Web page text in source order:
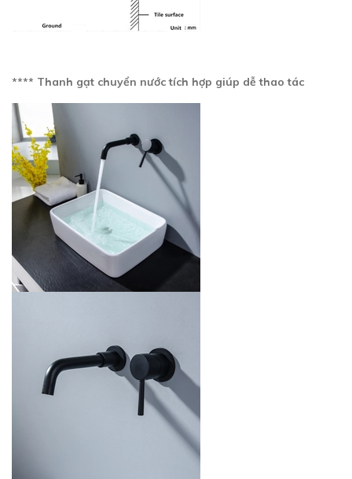
**** Thanh gạt chuyển nước tích hợp giúp dễ thao tác